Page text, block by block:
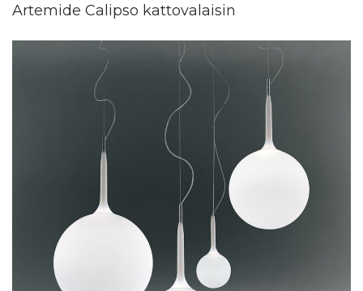
Artemide Calipso kattovalaisin